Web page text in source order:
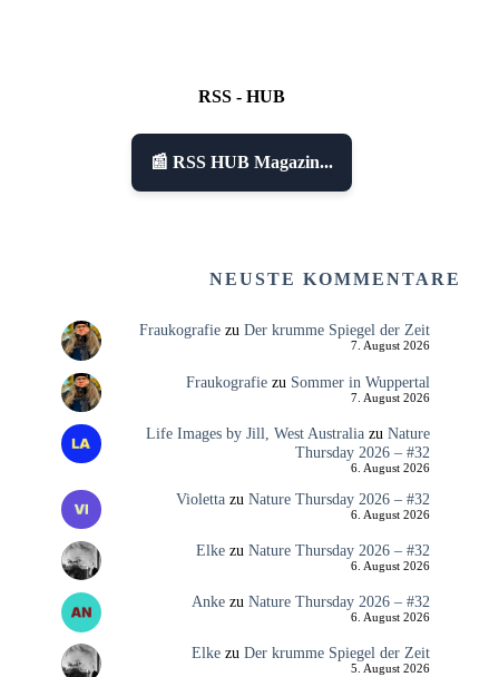
RSS - HUB
📰 RSS HUB Magazin...
NEUSTE KOMMENTARE
Fraukografiezu Der krumme Spiegel der Zeit
7. August 2026
Fraukografiezu Sommer in Wuppertal
7. August 2026
Life Images by Jill, West Australiazu Nature
Thursday 2026 – #32
6. August 2026
Violettazu Nature Thursday 2026 – #32
6. August 2026
Elkezu Nature Thursday 2026 – #32
6. August 2026
Ankezu Nature Thursday 2026 – #32
6. August 2026
Elkezu Der krumme Spiegel der Zeit
5. August 2026